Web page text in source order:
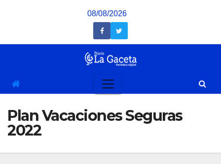
08/08/2026
Plan Vacaciones Seguras
2022